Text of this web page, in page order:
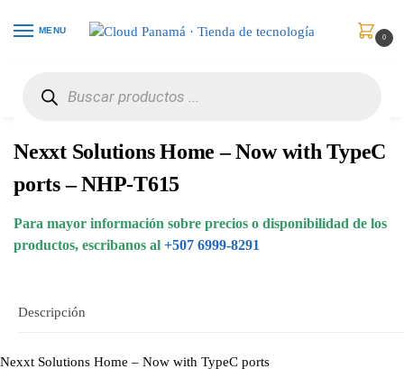
MENU
0
Nexxt Solutions Home – Now with TypeC
ports – NHP-T615
Para mayor información sobre precios o disponibilidad de los
productos, escribanos al +507 6999-8291
Descripción
Nexxt Solutions Home – Now with TypeC ports